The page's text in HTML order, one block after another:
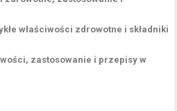
właściwości zdrowotne i składniki
zastosowanie i przepisy w